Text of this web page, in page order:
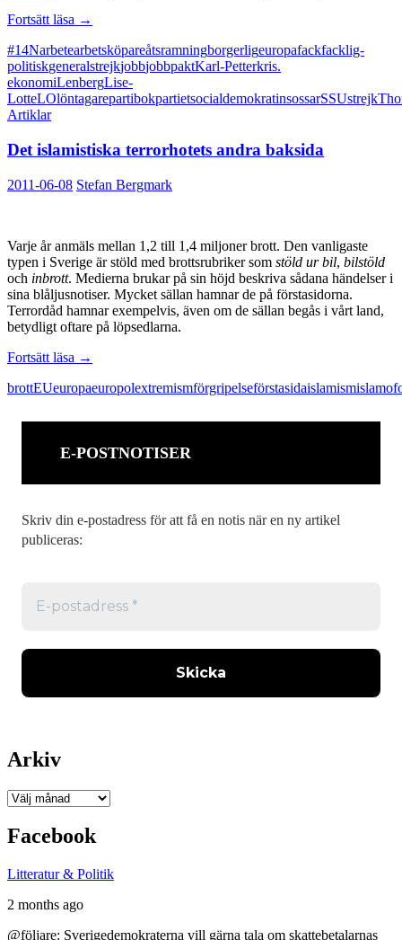
Fortsätt läsa Facklig-
samverkan
→
#14Narbetearbetsköpareåtsramningborgerligeuropafackfacklig-
politiskgeneralstrejkjobbjobbpaktKarl-Petterkris.
ekonomiLenbergLise-
LotteLOlöntagarepartibokpartietsocialdemokratinsossarSSUstrejk
Artiklar
Det islamistiska terrorhotets andra baksida
2011-06-08 Stefan Bergmark
Varje år anmäls mellan 1,2 till 1,4 miljoner brott. Den vanligaste
typen i Sverige är stöld med brottsrubriker som stöld ur bil, bilstöld
och inbrott. Medierna brukar på sin höjd beskriva sådana händelser i
sina blåljusnotiser. Mycket sällan hamnar de på förstasidorna.
Terrordåd hamnar exempelvis, även om de sällan begås i vårt land,
betydligt oftare på löpsedlarna.
Fortsätt läsa Det
terrorhotets
baksida
→
brottEUeuropaeuropolextremismförgripelseförstasidaislamism
E-POSTNOTISER
Skriv din e-postadress för att få en notis när en ny artikel
publiceras:
Arkiv
Arkiv
Facebook
Litteratur & Politik
2 months ago
@följare: Sverigedemokraterna vill gärna tala om skattebetalarnas